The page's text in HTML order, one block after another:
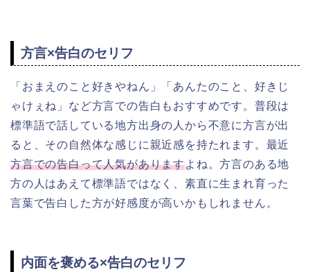
方言×告白のセリフ
「おまえのこと好きやねん」「あんたのこと、好きじ
ゃけぇね」など方言での告白もおすすめです。普段は
標準語で話している地方出身の人から不意に方言が出
ると、その自然体な感じに親近感を持たれます。最近
方言での告白って人気がありますよね。方言のある地
方の人はあえて標準語ではなく、 素直に生まれ育った
言葉で告白した方が好感度が高いかもしれません。
内面を褒める×告白のセリフ